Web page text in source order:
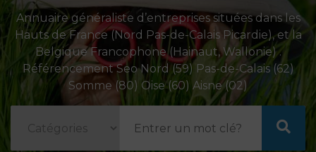
Annuaire généraliste d’entreprises situées dans les
Hauts de France (Nord Pas-de-Calais Picardie), et la
Belgique Francophone (Hainaut, Wallonie) .
Référencement Seo Nord (59) Pas-de-Calais (62)
Somme (80) Oise (60) Aisne (02)